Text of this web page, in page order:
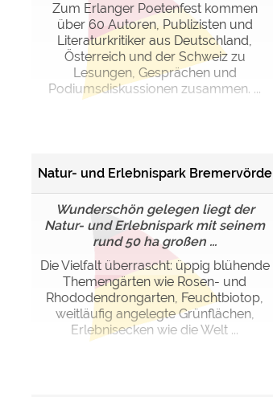
Zum Erlanger Poetenfest kommen
über 60 Autoren, Publizisten und
Literaturkritiker aus Deutschland,
Österreich und der Schweiz zu
Lesungen, Gesprächen und
Podiumsdiskussionen zusammen. ...
Natur- und Erlebnispark Bremervörde
Wunderschön gelegen liegt der
Natur- und Erlebnispark mit seinem
rund 50 ha großen ...
Die Vielfalt überrascht: üppig blühende
Themengärten wie Rosen- und
Rhododendrongarten, Feuchtbiotop,
weitläufig angelegte Grünflächen,
Erlebnisecken wie die Welt ...